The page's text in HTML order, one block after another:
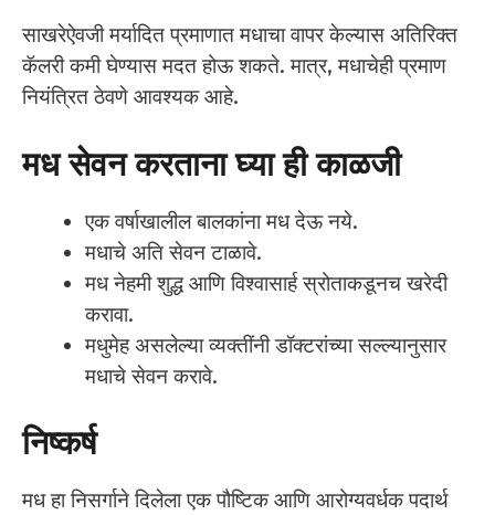
साखरेऐवजी मर्यादित प्रमाणात मधाचा वापर केल्यास अतिरिक्त
कॅलरी कमी घेण्यास मदत होऊ शकते. मात्र, मधाचेही प्रमाण
नियंत्रित ठेवणे आवश्यक आहे.
मध सेवन करताना घ्या ही काळजी
एक वर्षाखालील बालकांना मध देऊ नये.
मधाचे अति सेवन टाळावे.
मध नेहमी शुद्ध आणि विश्वासार्ह स्रोताकडूनच खरेदी
करावा.
मधुमेह असलेल्या व्यक्तींनी डॉक्टरांच्या सल्ल्यानुसार
मधाचे सेवन करावे.
निष्कर्ष
मध हा निसर्गाने दिलेला एक पौष्टिक आणि आरोग्यवर्धक पदार्थ